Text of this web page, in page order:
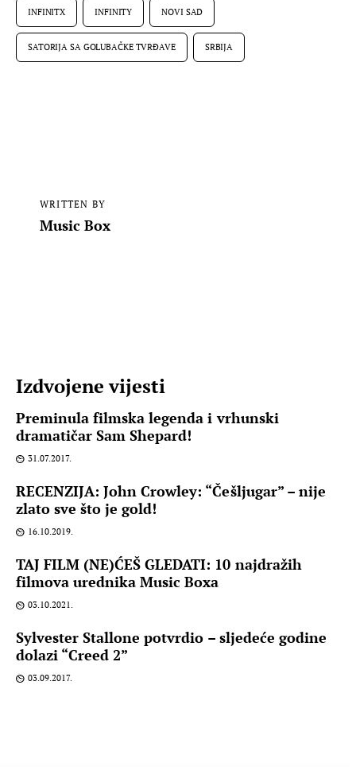
INFINITX INFINITY NOVI SAD
SATORIJA SA GOLUBAČKE TVRĐAVE SRBIJA
WRITTEN BY
Music Box
Izdvojene vijesti
Preminula filmska legenda i vrhunski
dramatičar Sam Shepard!
31.07.2017.
RECENZIJA: John Crowley: “Češljugar” – nije
zlato sve što je gold!
16.10.2019.
TAJ FILM (NE)ĆEŠ GLEDATI: 10 najdražih
filmova urednika Music Boxa
03.10.2021.
Sylvester Stallone potvrdio – sljedeće godine
dolazi “Creed 2”
03.09.2017.